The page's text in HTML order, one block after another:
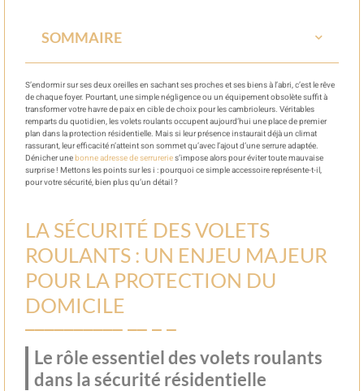
SOMMAIRE
S’endormir sur ses deux oreilles en sachant ses proches et ses biens à l’abri, c’est le rêve
de chaque foyer. Pourtant, une simple négligence ou un équipement obsolète suffit à
transformer votre havre de paix en cible de choix pour les cambrioleurs. Véritables
remparts du quotidien, les volets roulants occupent aujourd’hui une place de premier
plan dans la protection résidentielle. Mais si leur présence instaurait déjà un climat
rassurant, leur efficacité n’atteint son sommet qu’avec l’ajout d’une serrure adaptée.
Dénicher unebonne adresse de serrureries’impose alors pour éviter toute mauvaise
surprise ! Mettons les points sur les i : pourquoi ce simple accessoire représente-t-il,
pour votre sécurité, bien plus qu’un détail ?
LA SÉCURITÉ DES VOLETS
ROULANTS : UN ENJEU MAJEUR
POUR LA PROTECTION DU
DOMICILE
Le rôle essentiel des volets roulants
dans la sécurité résidentielle